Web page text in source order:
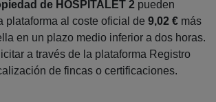
de HOSPITALET 2 pueden
plataforma al coste oficial de 9,02 € más
en un plazo medio inferior a dos horas.
a través de la plataforma Registro
de fincas o certificaciones.